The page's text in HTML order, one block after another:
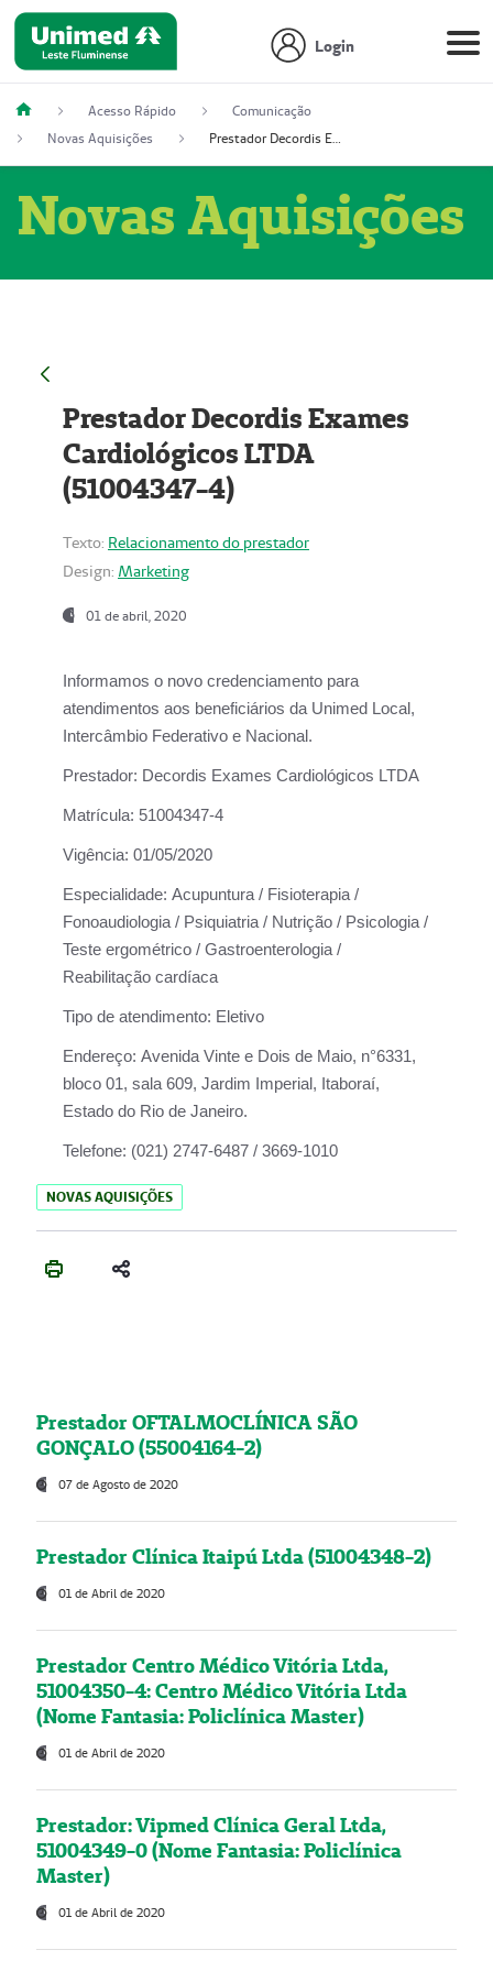
Login
Acesso Rápido
Comunicação
Novas Aquisições
Prestador Decordis Exames Cardiológicos LTDA (51004347-4)
Novas Aquisições
Prestador Decordis Exames
Cardiológicos LTDA
(51004347-4)
Texto: Relacionamento do prestador
Design: Marketing
01 de abril, 2020
Informamos o novo credenciamento para
atendimentos aos beneficiários da Unimed Local,
Intercâmbio Federativo e Nacional.
Prestador: Decordis Exames Cardiológicos LTDA
Matrícula: 51004347-4
Vigência: 01/05/2020
Especialidade: Acupuntura / Fisioterapia /
Fonoaudiologia / Psiquiatria / Nutrição / Psicologia /
Teste ergométrico / Gastroenterologia /
Reabilitação cardíaca
Tipo de atendimento: Eletivo
Endereço: Avenida Vinte e Dois de Maio, n°6331,
bloco 01, sala 609, Jardim Imperial, Itaboraí,
Estado do Rio de Janeiro.
Telefone: (021) 2747-6487 / 3669-1010
NOVAS AQUISIÇÕES
Prestador OFTALMOCLÍNICA SÃO
GONÇALO (55004164-2)
07 de Agosto de 2020
Prestador Clínica Itaipú Ltda (51004348-2)
01 de Abril de 2020
Prestador Centro Médico Vitória Ltda,
51004350-4: Centro Médico Vitória Ltda
(Nome Fantasia: Policlínica Master)
01 de Abril de 2020
Prestador: Vipmed Clínica Geral Ltda,
51004349-0 (Nome Fantasia: Policlínica
Master)
01 de Abril de 2020